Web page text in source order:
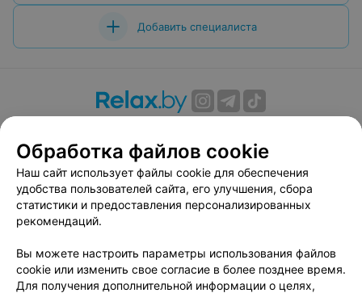
Добавить специалиста
Вакансии
Публичный договор
Способы оплаты
Публичный договор по использованию сервиса
«Афиша»
Пользовательское соглашение
Связаться по вопросам сотрудничества
Написать руководителю relax.by
Обработка файлов cookie
Наш сайт использует файлы cookie для обеспечения
удобства пользователей сайта, его улучшения, сбора
статистики и предоставления персонализированных
рекомендаций.
Вы можете настроить параметры использования файлов
cookie или изменить свое согласие в более позднее время.
Для получения дополнительной информации о целях,